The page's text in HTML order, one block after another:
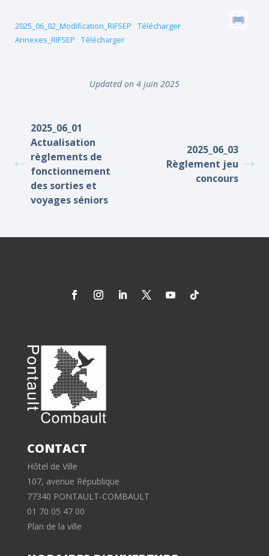
2025_06_02_Modification_RIFSEP
Télécharger
Annexes_RIFSEP
Télécharger
Updated on 4 juin 2025
2025_06_01
Actualisation
règlements de
fonctionnement
des sorties et
voyages séniors
2025_06_03
Règlement jeu
concours
CONTACT
Hôtel de Ville
107, avenue République
77340 PONTAULT-COMBAULT
01 70 05 47 00
Plan de la ville